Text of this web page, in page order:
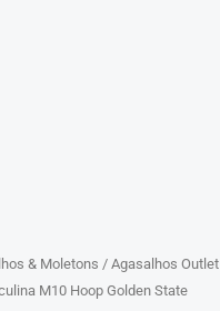
& Moletons / Agasalhos Outlet
M10 Hoop Golden State